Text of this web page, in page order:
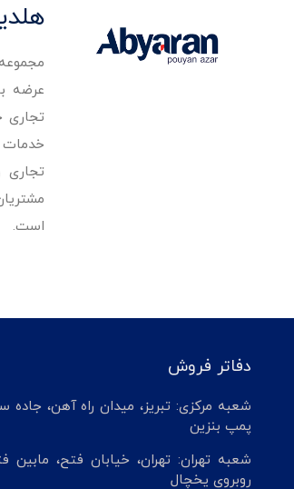
تجاری
خدمات
تجاری
است.
دفاتر فروش
پمپ بنزین
شعبه تهران: تهران، خیابان فتح، مابین
روبروی یخچال